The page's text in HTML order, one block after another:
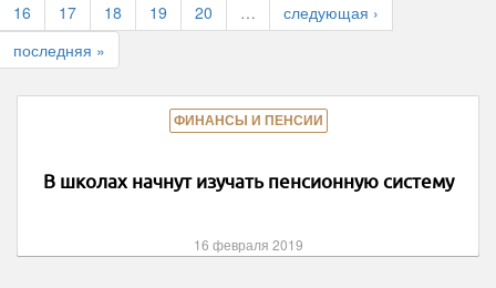
16
17 18 19 20 …
следующая ›
последняя »
ФИНАНСЫ И ПЕНСИИ
В школах начнут изучать пенсионную систему
16 февраля 2019